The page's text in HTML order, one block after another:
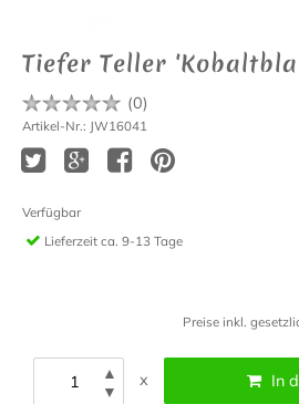
Tiefer Teller
(0)
Artikel-Nr.: JW16041
Verfügbar
Lieferzeit ca. 9-13 Tage
Preise inkl.
▲
▼
x In